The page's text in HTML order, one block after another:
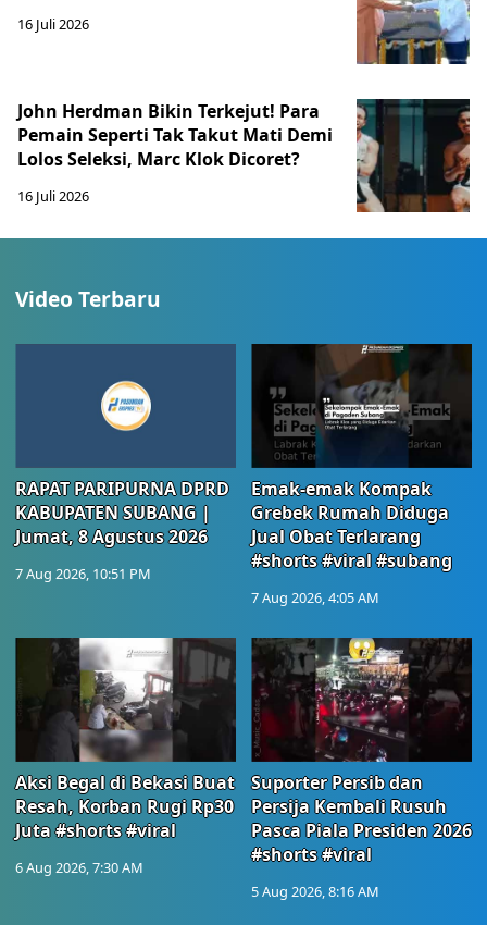
16 Juli 2026
John Herdman Bikin Terkejut! Para
Pemain Seperti Tak Takut Mati Demi
Lolos Seleksi, Marc Klok Dicoret?
16 Juli 2026
Video Terbaru
RAPAT PARIPURNA DPRD
KABUPATEN SUBANG |
Jumat, 8 Agustus 2026
7 Aug 2026, 10:51 PM
Emak-emak Kompak
Grebek Rumah Diduga
Jual Obat Terlarang
#shorts #viral #subang
7 Aug 2026, 4:05 AM
Aksi Begal di Bekasi Buat
Resah, Korban Rugi Rp30
Juta #shorts #viral
6 Aug 2026, 7:30 AM
Suporter Persib dan
Persija Kembali Rusuh
Pasca Piala Presiden 2026
#shorts #viral
5 Aug 2026, 8:16 AM